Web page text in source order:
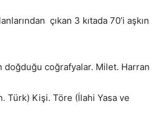
çıkan 3 kıtada 70’i aşkın
doğduğu coğrafyalar. Milet. Harran
Türk) Kişi. Töre (İlahi Yasa ve